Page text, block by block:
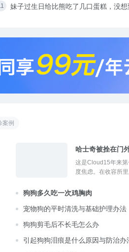
妹子过生日给比熊吃了几口蛋糕，没想
案例
哈士奇被拴在门
让人心酸…
这是Cloud15年来
度焦虑。在收容所
忡。为了照顾好这
狗狗多久吃一次鸡胸肉
宠物狗的平时清洗与基础护理办法
狗狗剪毛后不长毛怎么办
引起狗狗泪痕是什么原因与防治办